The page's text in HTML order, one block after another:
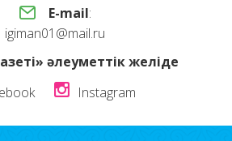
E-mail:
igiman01@mail.ru
әлеуметтік желіде
Instagram